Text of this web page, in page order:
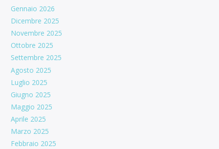
Gennaio 2026
Dicembre 2025
Novembre 2025
Ottobre 2025
Settembre 2025
Agosto 2025
Luglio 2025
Giugno 2025
Maggio 2025
Aprile 2025
Marzo 2025
Febbraio 2025